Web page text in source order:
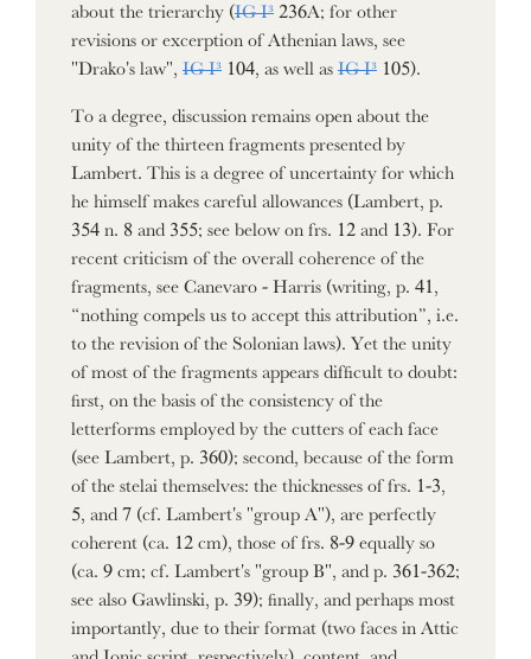
about the trierarchy (IG I³ 236A; for other
revisions or excerption of Athenian laws, see
"Drako's law", IG I³ 104, as well as IG I³ 105).
To a degree, discussion remains open about the
unity of the thirteen fragments presented by
Lambert. This is a degree of uncertainty for which
he himself makes careful allowances (Lambert, p.
354 n. 8 and 355; see below on frs. 12 and 13). For
recent criticism of the overall coherence of the
fragments, see Canevaro - Harris (writing, p. 41,
“nothing compels us to accept this attribution”, i.e.
to the revision of the Solonian laws). Yet the unity
of most of the fragments appears difficult to doubt:
first, on the basis of the consistency of the
letterforms employed by the cutters of each face
(see Lambert, p. 360); second, because of the form
of the stelai themselves: the thicknesses of frs. 1-3,
5, and 7 (cf. Lambert's "group A"), are perfectly
coherent (ca. 12 cm), those of frs. 8-9 equally so
(ca. 9 cm; cf. Lambert's "group B", and p. 361-362;
see also Gawlinski, p. 39); finally, and perhaps most
importantly, due to their format (two faces in Attic
and Ionic script, respectively), content, and